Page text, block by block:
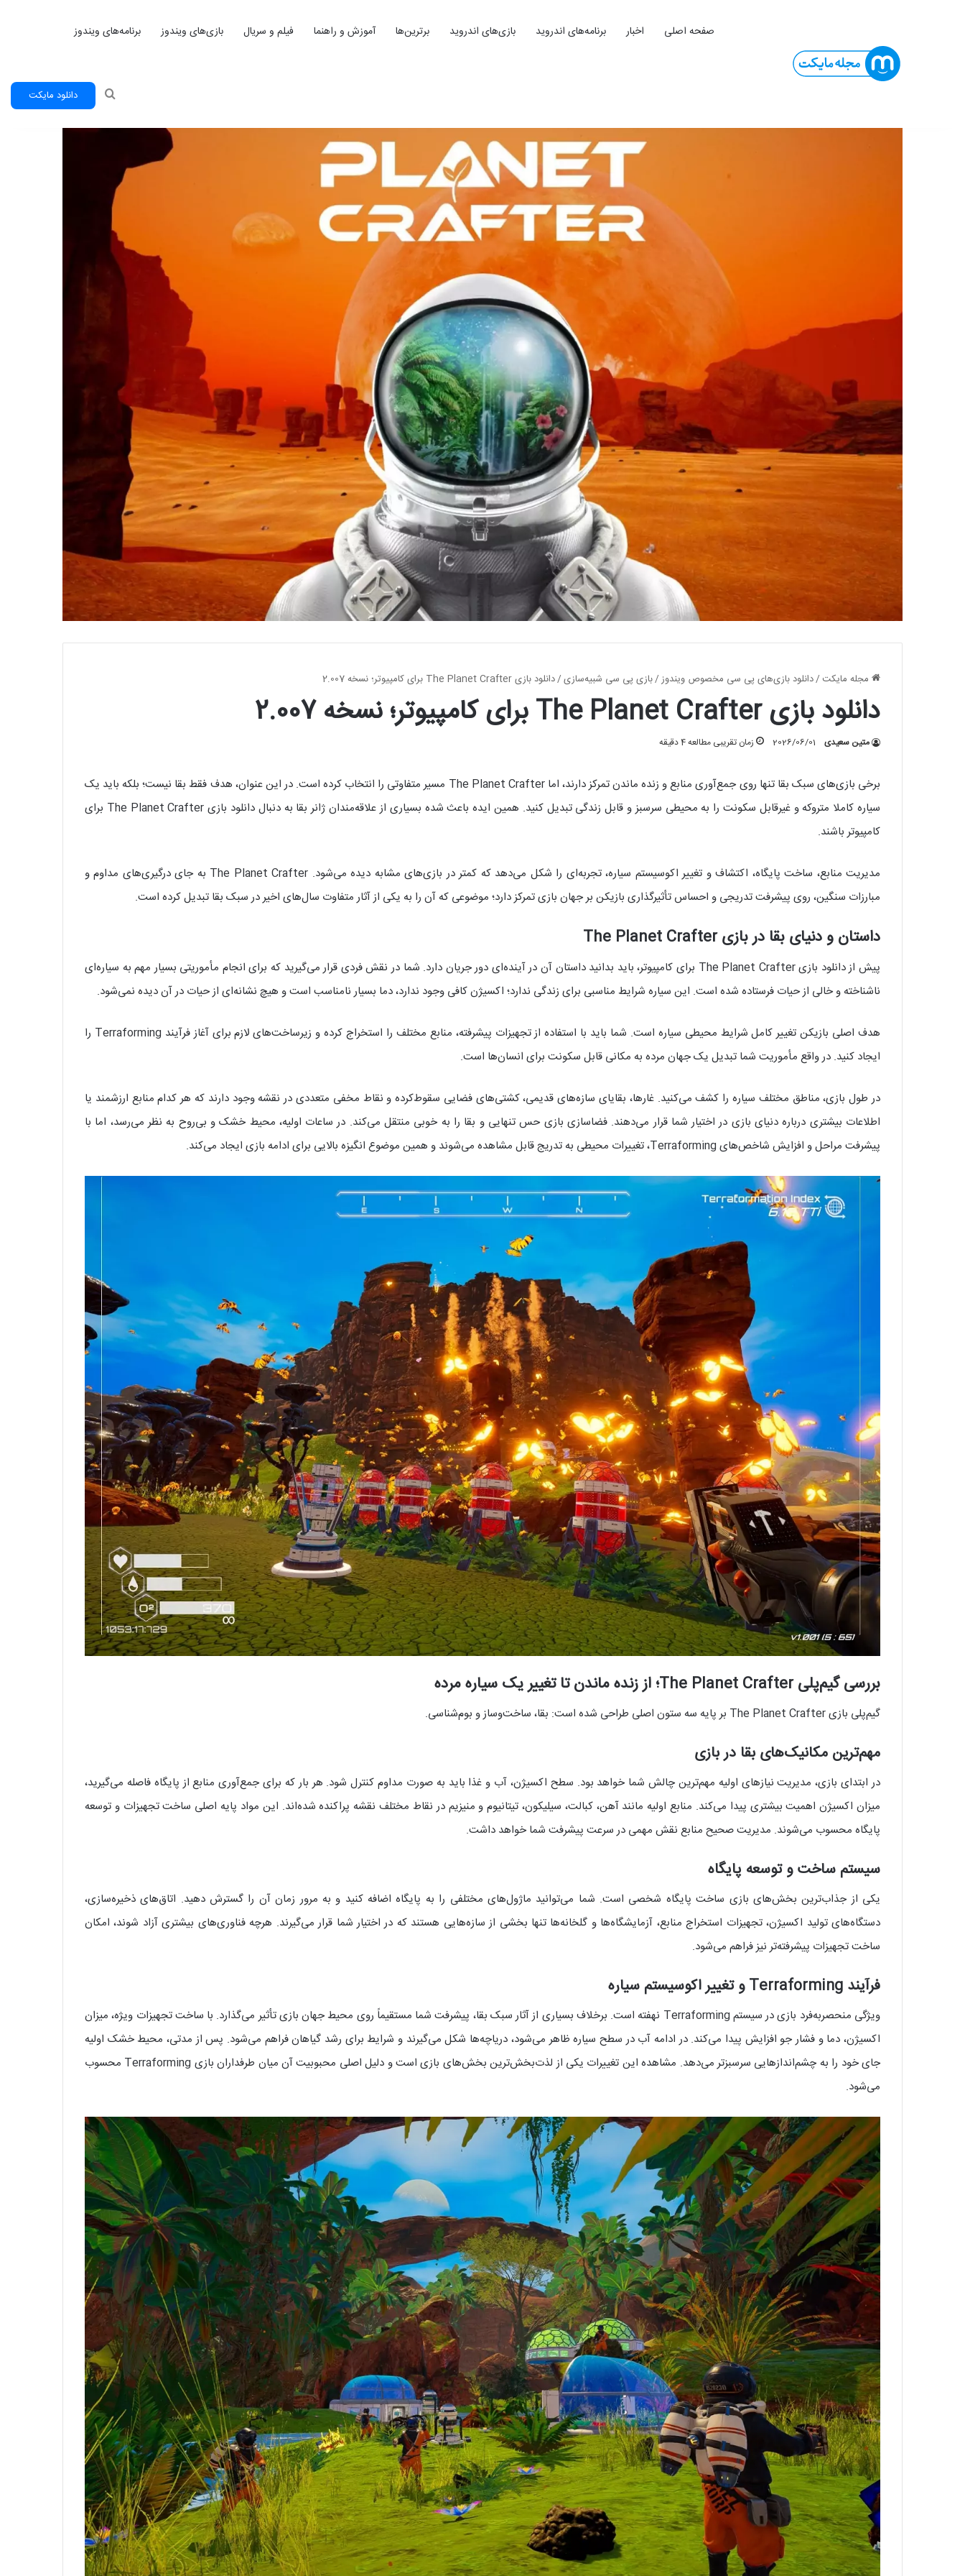
صفحه اصلی اخبار برنامه‌های اندروید بازی‌های اندروید برترین‌ها آموزش و راهنما فیلم و سریال بازی‌های ویندوز برنامه‌های ویندوز
دانلود مایکت جستجو
مجله مایکت /دانلود بازی‌های پی سی مخصوص ویندوز/بازی پی سی شبیه‌سازی/دانلود بازی The Planet Crafter برای کامپیوتر؛ نسخه 2.007
دانلود بازی The Planet Crafter برای کامپیوتر؛ نسخه 2.007
متین سعیدی 2026/06/01 زمان تقریبی مطالعه 4 دقیقه
برخی بازی‌های سبک بقا تنها روی جمع‌آوری منابع و زنده ماندن تمرکز دارند، اما The Planet Crafter مسیر متفاوتی را انتخاب کرده است. در این عنوان، هدف فقط بقا نیست؛ بلکه باید یک
سیاره کاملا متروکه و غیرقابل سکونت را به محیطی سرسبز و قابل زندگی تبدیل کنید. همین ایده باعث شده بسیاری از علاقه‌مندان ژانر بقا به دنبال دانلود بازی The Planet Crafter برای
کامپیوتر باشند.
مدیریت منابع، ساخت پایگاه، اکتشاف و تغییر اکوسیستم سیاره، تجربه‌ای را شکل می‌دهد که کمتر در بازی‌های مشابه دیده می‌شود. The Planet Crafter به جای درگیری‌های مداوم و
مبارزات سنگین، روی پیشرفت تدریجی و احساس تأثیرگذاری بازیکن بر جهان بازی تمرکز دارد؛ موضوعی که آن را به یکی از آثار متفاوت سال‌های اخیر در سبک بقا تبدیل کرده است.
داستان و دنیای بقا در بازی The Planet Crafter
پیش از دانلود بازی The Planet Crafter برای کامپیوتر، باید بدانید داستان آن در آینده‌ای دور جریان دارد. شما در نقش فردی قرار می‌گیرید که برای انجام مأموریتی بسیار مهم به سیاره‌ای
ناشناخته و خالی از حیات فرستاده شده است. این سیاره شرایط مناسبی برای زندگی ندارد؛ اکسیژن کافی وجود ندارد، دما بسیار نامناسب است و هیچ نشانه‌ای از حیات در آن دیده نمی‌شود.
هدف اصلی بازیکن تغییر کامل شرایط محیطی سیاره است. شما باید با استفاده از تجهیزات پیشرفته، منابع مختلف را استخراج کرده و زیرساخت‌های لازم برای آغاز فرآیند Terraforming را
ایجاد کنید. در واقع مأموریت شما تبدیل یک جهان مرده به مکانی قابل سکونت برای انسان‌ها است.
در طول بازی، مناطق مختلف سیاره را کشف می‌کنید. غارها، بقایای سازه‌های قدیمی، کشتی‌های فضایی سقوط‌کرده و نقاط مخفی متعددی در نقشه وجود دارند که هر کدام منابع ارزشمند یا
اطلاعات بیشتری درباره دنیای بازی در اختیار شما قرار می‌دهند. فضاسازی بازی حس تنهایی و بقا را به خوبی منتقل می‌کند. در ساعات اولیه، محیط خشک و بی‌روح به نظر می‌رسد، اما با
پیشرفت مراحل و افزایش شاخص‌های Terraforming، تغییرات محیطی به تدریج قابل مشاهده می‌شوند و همین موضوع انگیزه بالایی برای ادامه بازی ایجاد می‌کند.
بررسی گیم‌پلی The Planet Crafter؛ از زنده ماندن تا تغییر یک سیاره مرده
گیم‌پلی بازی The Planet Crafter بر پایه سه ستون اصلی طراحی شده است: بقا، ساخت‌وساز و بوم‌شناسی.
مهم‌ترین مکانیک‌های بقا در بازی
در ابتدای بازی، مدیریت نیازهای اولیه مهم‌ترین چالش شما خواهد بود. سطح اکسیژن، آب و غذا باید به صورت مداوم کنترل شود. هر بار که برای جمع‌آوری منابع از پایگاه فاصله می‌گیرید،
میزان اکسیژن اهمیت بیشتری پیدا می‌کند. منابع اولیه مانند آهن، کبالت، سیلیکون، تیتانیوم و منیزیم در نقاط مختلف نقشه پراکنده شده‌اند. این مواد پایه اصلی ساخت تجهیزات و توسعه
پایگاه محسوب می‌شوند. مدیریت صحیح منابع نقش مهمی در سرعت پیشرفت شما خواهد داشت.
سیستم ساخت و توسعه پایگاه
یکی از جذاب‌ترین بخش‌های بازی ساخت پایگاه شخصی است. شما می‌توانید ماژول‌های مختلفی را به پایگاه اضافه کنید و به مرور زمان آن را گسترش دهید. اتاق‌های ذخیره‌سازی،
دستگاه‌های تولید اکسیژن، تجهیزات استخراج منابع، آزمایشگاه‌ها و گلخانه‌ها تنها بخشی از سازه‌هایی هستند که در اختیار شما قرار می‌گیرند. هرچه فناوری‌های بیشتری آزاد شوند، امکان
ساخت تجهیزات پیشرفته‌تر نیز فراهم می‌شود.
فرآیند Terraforming و تغییر اکوسیستم سیاره
ویژگی منحصربه‌فرد بازی در سیستم Terraforming نهفته است. برخلاف بسیاری از آثار سبک بقا، پیشرفت شما مستقیماً روی محیط جهان بازی تأثیر می‌گذارد. با ساخت تجهیزات ویژه، میزان
اکسیژن، دما و فشار جو افزایش پیدا می‌کند. در ادامه آب در سطح سیاره ظاهر می‌شود، دریاچه‌ها شکل می‌گیرند و شرایط برای رشد گیاهان فراهم می‌شود. پس از مدتی، محیط خشک اولیه
جای خود را به چشم‌اندازهایی سرسبزتر می‌دهد. مشاهده این تغییرات یکی از لذت‌بخش‌ترین بخش‌های بازی است و دلیل اصلی محبوبیت آن میان طرفداران بازی Terraforming محسوب
می‌شود.